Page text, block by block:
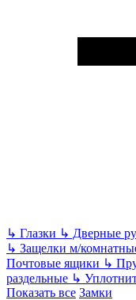
↳ Глазки ↳ Дверные
↳ Защелки м/
Почтовые ящики ↳
раздельные ↳
Показать все Замки